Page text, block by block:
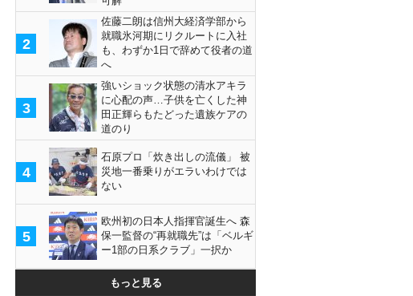
2
佐藤二朗は信州大経済学部から
就職氷河期にリクルートに入社
も、わずか1日で辞めて役者の道
へ
3
強いショック状態の清水アキラ
に心配の声…子供を亡くした神
田正輝らもたどった遺族ケアの
道のり
4
石原プロ「炊き出しの流儀」 被
災地一番乗りがエラいわけでは
ない
5
欧州初の日本人指揮官誕生へ 森
保一監督の“再就職先”は「ベルギ
ー1部の日系クラブ」一択か
もっと見る